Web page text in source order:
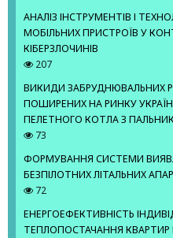
АНАЛІЗ ІНСТРУМЕНТІВ І
МОБІЛЬНИХ ПРИСТРОЇВ У
КІБЕРЗЛОЧИНІВ
207
ВИКИДИ ЗАБРУДНЮВАЛЬНИХ
ПОШИРЕНИХ НА РИНКУ
ПЕЛЕТНОГО КОТЛА З
73
ФОРМУВАННЯ СИСТЕМИ
БЕЗПІЛОТНИХ ЛІТАЛЬНИХ
72
ЕНЕРГОЕФЕКТИВНІСТЬ
ТЕПЛОПОСТАЧАННЯ КВАРТИР